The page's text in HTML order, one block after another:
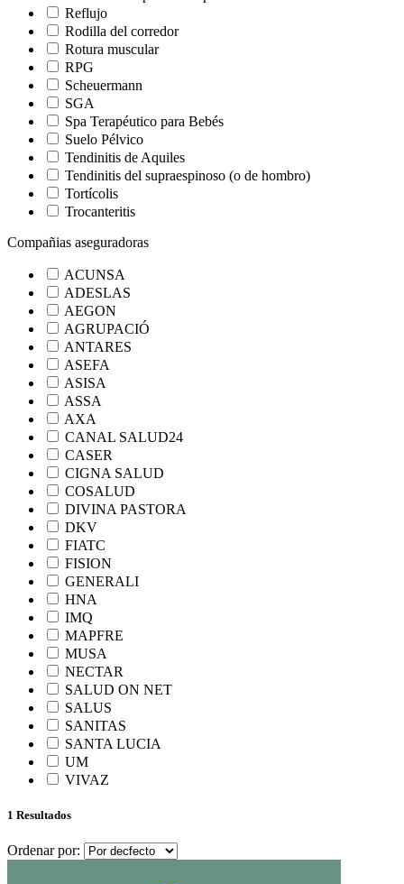
Reflujo
Rodilla del corredor
Rotura muscular
RPG
Scheuermann
SGA
Spa Terapéutico para Bebés
Suelo Pélvico
Tendinitis de Aquiles
Tendinitis del supraespinoso (o de hombro)
Tortícolis
Trocanteritis
Compañias aseguradoras
ACUNSA
ADESLAS
AEGON
AGRUPACIÓ
ANTARES
ASEFA
ASISA
ASSA
AXA
CANAL SALUD24
CASER
CIGNA SALUD
COSALUD
DIVINA PASTORA
DKV
FIATC
FISION
GENERALI
HNA
IMQ
MAPFRE
MUSA
NECTAR
SALUD ON NET
SALUS
SANITAS
SANTA LUCIA
UM
VIVAZ
1 Resultados
Ordenar por: